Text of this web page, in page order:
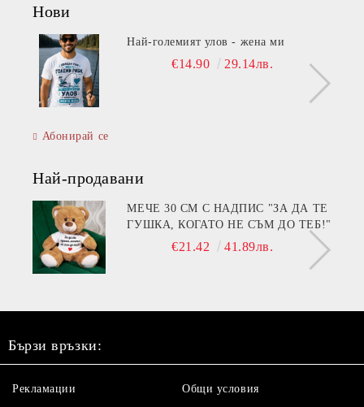
Нови
Най-големият улов - жена ми
€14.90 29.14лв.
Абонирай се
Най-продавани
МЕЧЕ 30 СМ С НАДПИС "ЗА ДА ТЕ
ГУШКА, КОГАТО НЕ СЪМ ДО ТЕБ!"
€21.42 41.89лв.
Бързи връзки:
Рекламации Общи условия